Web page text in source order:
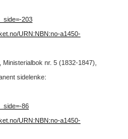
203
URN:NBN:no-a1450-
nr. 5 (1832-1847),
sidelenke:
86
URN:NBN:no-a1450-